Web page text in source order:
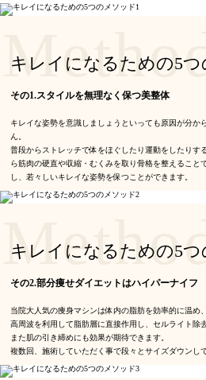
キレイになるための5つ
その1.スタイルを無理なく保つ美整体
キレイな姿勢を意識しましょうといっても原因が分か
ん。
普段からストレッチで体をほぐしたり運動をしたりす
ら筋肉の硬直や収縮・むくみを取り骨格を整えること
し、若々しいキレイな姿勢を保つことができます。
キレイになるための5つ
その2.部分痩せダイエットはハイパーナイフ
当院大人気の痩身マシンは体内の脂肪を効率的に温め
高周波を利用して脂肪層に直接作用し、セルライト除
また肌の引き締めにも効果が期待できます。
複数回、施術していただく事で段々とサイズダウンし